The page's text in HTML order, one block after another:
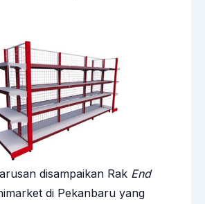
disampaikan Rak End
di Pekanbaru yang